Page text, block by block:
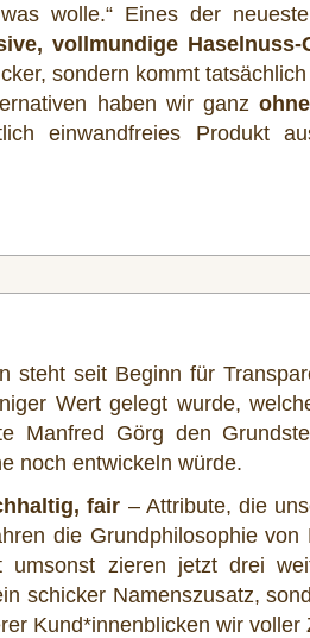
wolle.“ Eines der
vollmundige Haselnuss-
sondern kommt
haben wir ganz
einwandfreies Produkt
steht seit Beginn für
Wert gelegt wurde,
Manfred Görg den
noch entwickeln würde.
fair – Attribute, die
die Grundphilosophie
umsonst zieren jetzt drei
schicker Namenszusatz,
Kund*innenblicken wir